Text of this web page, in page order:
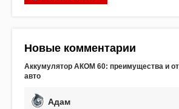
Новые комментарии
Аккумулятор АКОМ 60: преимущества и
авто
Адам